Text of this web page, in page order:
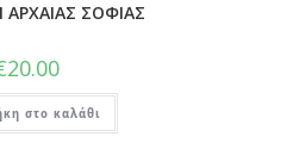
ΣΟΦΙΑΣ
20.00
στο καλάθι